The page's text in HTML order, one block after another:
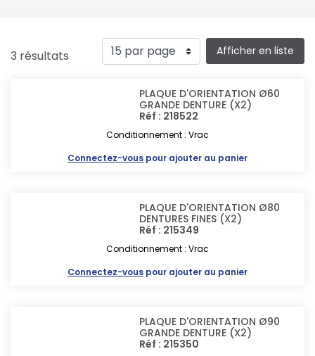
3 résultats Afficher en liste
PLAQUE D'ORIENTATION Ø60
GRANDE DENTURE (X2)
Réf : 218522
Conditionnement : Vrac
Connectez-vous pour ajouter au panier
PLAQUE D'ORIENTATION Ø80
DENTURES FINES (X2)
Réf : 215349
Conditionnement : Vrac
Connectez-vous pour ajouter au panier
PLAQUE D'ORIENTATION Ø90
GRANDE DENTURE (X2)
Réf : 215350